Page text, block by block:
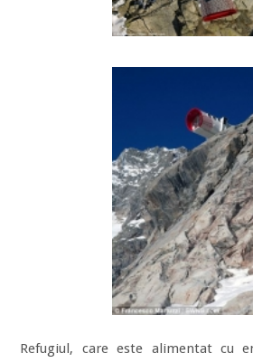
Refugiul, care este alimentat cu